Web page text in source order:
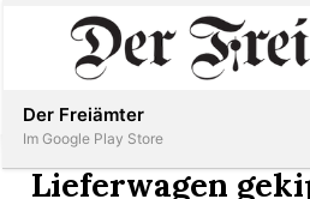
Inserieren
Lieferwagen
Der Freiämter
Im Google Play Store